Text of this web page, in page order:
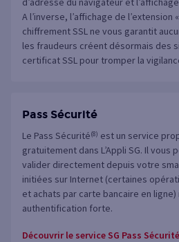
A l’inverse, l’affichage de l’extension «
chiffrement SSL ne vous garantit
les fraudeurs créent désormais des
certificat SSL pour tromper la
Pass Sécurité
Le Pass Sécurité(8) est un service
gratuitement dans L’Appli SG. Il
valider directement depuis votre
initiées sur Internet (certaines
et achats par carte bancaire en
authentification forte.
Découvrir le service SG Pass Sécurité